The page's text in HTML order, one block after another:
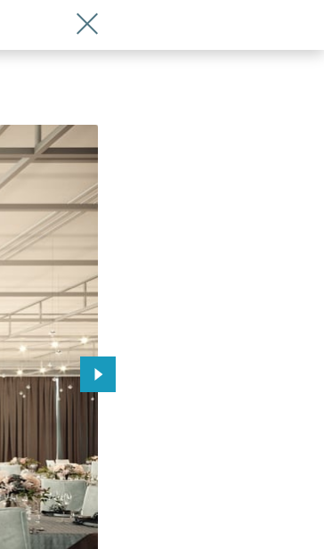
Wróć do artykułu Nowy hotel
Przejdź do kolejnego zdjęcia.